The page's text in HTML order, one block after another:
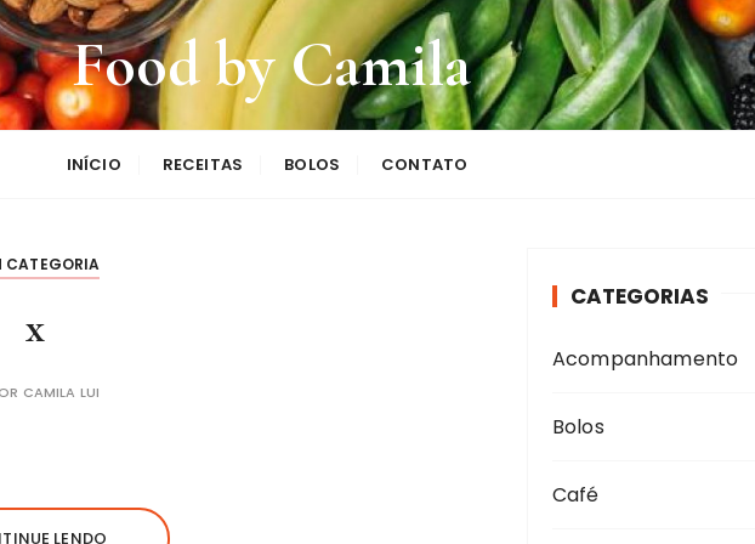
Food by Camila
INÍCIO RECEITAS BOLOS CONTATO
CATEGORIA
x
CAMILA LUI
LENDO
CATEGORIAS
Acompanhamento
Bolos
Café